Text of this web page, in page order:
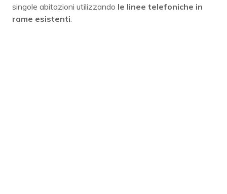
singole abitazioni utilizzando le linee telefoniche in
rame esistenti